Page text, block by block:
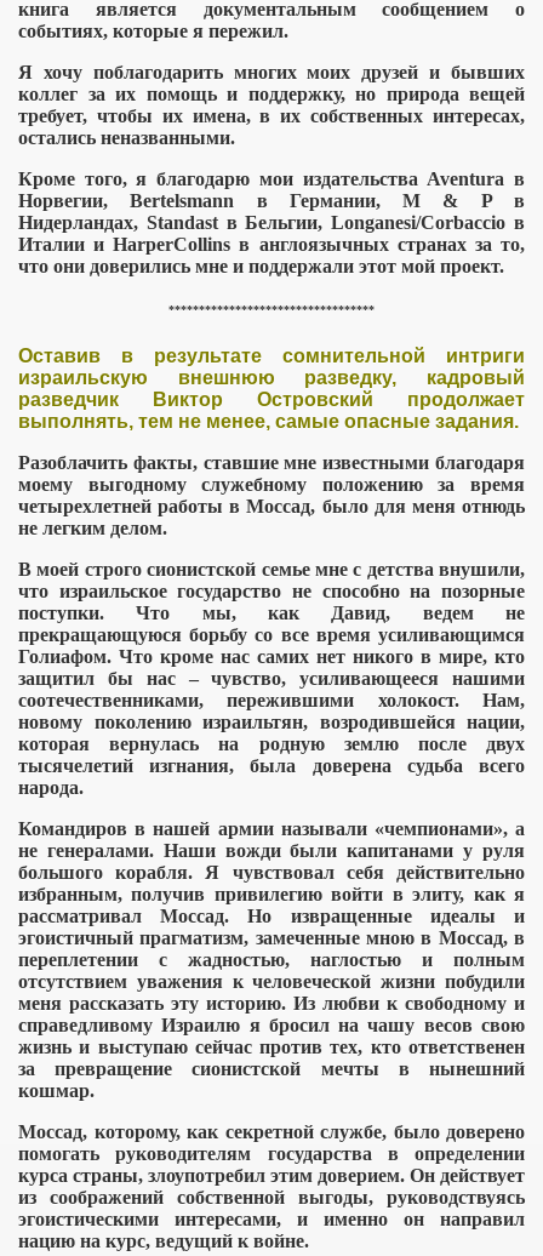
книга является документальным сообщением о
событиях, которые я пережил.
Я хочу поблагодарить многих моих друзей и бывших
коллег за их помощь и поддержку, но природа вещей
требует, чтобы их имена, в их собственных интересах,
остались неназванными.
Кроме того, я благодарю мои издательства Aventura в
Норвегии,Bertelsmann в Германии,M & Pв
Нидерландах, Standastв Бельгии,Longanesi/Corbaccio в
Италии иHarperCollins в англоязычных странах за то,
что они доверились мне и поддержали этот мой проект.
**********************************
Оставив в результате сомнительной интриги
израильскую внешнюю разведку, кадровый
разведчик Виктор Островский продолжает
выполнять, тем не менее, самые опасные задания.
Разоблачить факты, ставшие мне известными благодаря
моему выгодному служебному положению за время
четырехлетней работы в Моссад, было для меня отнюдь
не легким делом.
В моей строго сионистской семье мне с детства внушили,
что израильское государство не способно на позорные
поступки. Что мы, как Давид, ведем не
прекращающуюся борьбу со все время усиливающимся
Голиафом. Что кроме нас самих нет никого в мире, кто
защитил бы нас
– чувство, усиливающееся нашими
соотечественниками, пережившими холокост.
Нам,
новому поколению израильтян, возродившейся нации,
которая вернулась на родную землю после двух
тысячелетий изгнания, была доверена судьба всего
народа.
Командиров в нашей армии называли «чемпионами», а
не генералами. Наши вожди были капитанами у руля
большого корабля.
Я чувствовал себя действительно
избранным, получив привилегию войти в элиту, как я
рассматривал Моссад.
Но извращенные идеалы и
эгоистичный прагматизм, замеченные мною в Моссад, в
переплетении с жадностью, наглостью и полным
отсутствием уважения к человеческой жизни побудили
меня рассказать эту историю. Из любви к свободному и
справедливому Израилю я бросил на чашу весов свою
жизнь и выступаю сейчас против тех, кто ответственен
за превращение сионистской мечты в нынешний
кошмар.
Моссад, которому, как секретной службе, было доверено
помогать руководителям государства в определении
курса страны, злоупотребил этим доверием. Он действует
из соображений собственной выгоды, руководствуясь
эгоистическими интересами, и именно он направил
нацию на курс, ведущий к войне.
на людях
- саботаж
- убийц
террор
из Одессы
в РФ
из России